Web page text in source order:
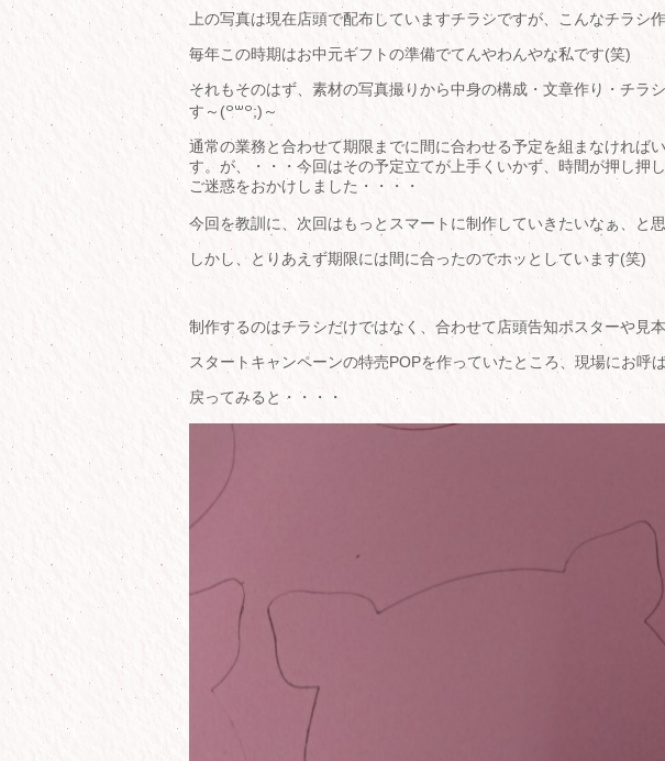
上の写真は現在店頭で配布していますチラシですが、こんなチラシ
毎年この時期はお中元ギフトの準備でてんやわんやな私です(笑)
それもそのはず、素材の写真撮りから中身の構成・文章作り・チラ
す～(꒪꒳꒪;)～
通常の業務と合わせて期限までに間に合わせる予定を組まなければ
す。が、・・・今回はその予定立てが上手くいかず、時間が押し押
ご迷惑をおかけしました・・・・
今回を教訓に、次回はもっとスマートに制作していきたいなぁ、と思
しかし、とりあえず期限には間に合ったのでホッとしています(笑)
制作するのはチラシだけではなく、合わせて店頭告知ポスターや見
スタートキャンペーンの特売POPを作っていたところ、現場にお呼
戻ってみると・・・・